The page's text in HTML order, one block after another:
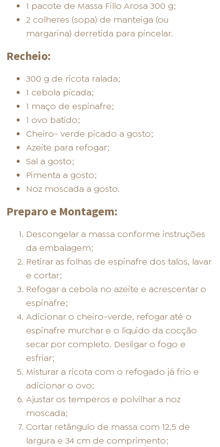
1 pacote de Massa Fillo Arosa 300 g;
2 colheres (sopa) de manteiga (ou
margarina) derretida para pincelar.
Recheio:
300 g de ricota ralada;
1 cebola picada;
1 maço de espinafre;
1 ovo batido;
Cheiro- verde picado a gosto;
Azeite para refogar;
Sal a gosto;
Pimenta a gosto;
Noz moscada a gosto.
Preparo e Montagem:
Descongelar a massa conforme instruções
da embalagem;
Retirar as folhas de espinafre dos talos, lavar
e cortar;
Refogar a cebola no azeite e acrescentar o
espinafre;
Adicionar o cheiro-verde, refogar até o
espinafre murchar e o líquido da cocção
secar por completo. Desligar o fogo e
esfriar;
Misturar a ricota com o refogado já frio e
adicionar o ovo;
Ajustar os temperos e polvilhar a noz
moscada;
Cortar retângulo de massa com 12,5 de
largura e 34 cm de comprimento;